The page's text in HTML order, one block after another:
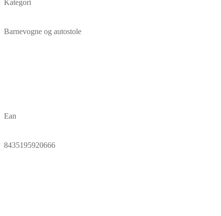
Kategori
Barnevogne og autostole
Ean
8435195920666